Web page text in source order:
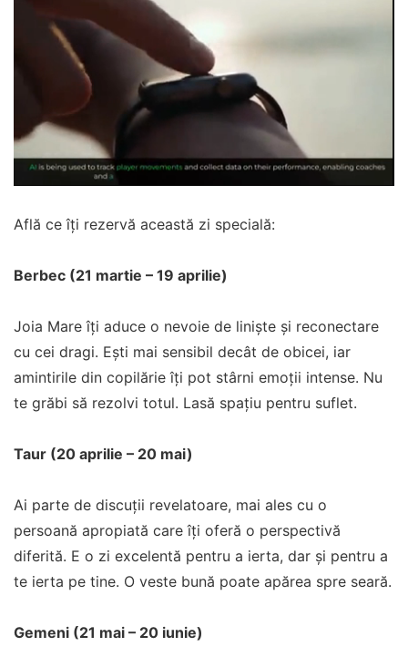
Află ce îți rezervă această zi specială:
Berbec (21 martie – 19 aprilie)
Joia Mare îți aduce o nevoie de liniște și reconectare
cu cei dragi. Ești mai sensibil decât de obicei, iar
amintirile din copilărie îți pot stârni emoții intense. Nu
te grăbi să rezolvi totul. Lasă spațiu pentru suflet.
Taur (20 aprilie – 20 mai)
Ai parte de discuții revelatoare, mai ales cu o
persoană apropiată care îți oferă o perspectivă
diferită. E o zi excelentă pentru a ierta, dar și pentru a
te ierta pe tine. O veste bună poate apărea spre seară.
Gemeni (21 mai – 20 iunie)